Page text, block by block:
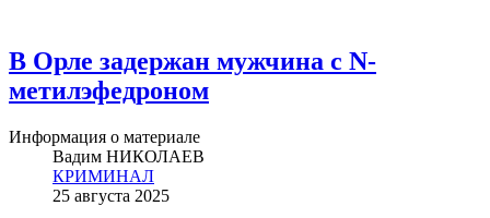
В Орле задержан мужчина с N-
метилэфедроном
Информация о материале
Вадим НИКОЛАЕВ
КРИМИНАЛ
25 августа 2025